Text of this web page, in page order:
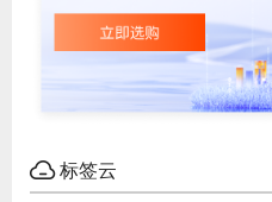
标签云